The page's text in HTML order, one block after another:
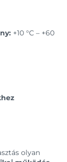
+10 °C – +60
olyan